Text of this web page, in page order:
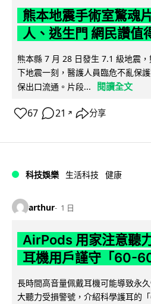
熊本地震手術室驚魂
人、逃生門 網民讚值
熊本縣 7 月 28 日發生 7.1 級地震
下地震一刻，醫護人員臨危不亂保
保出口流通。片段...
閱讀全文
67 21 ↗ 分享
科技娛樂 生活科技 健康
arthur 1 日
AirPods 用家注意聽
耳機用戶謹守「60-
長時間高音量佩戴耳機可能導致永
大聽力受損警號，介紹科學護耳的